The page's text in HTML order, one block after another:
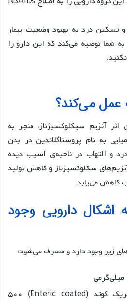
تسکین درد به بهبود وضعیت بیمار
شما توصیه می‌کند که این دارو را
عمل می‌کند؟
آنزیم سیکلوکسیژناز، منجر به
به نام پروستاگلاندين در بدن
و التهاب در ناحیه‌ی آسیب دیده
سکلوکسیژناز و کاهش تولید
کاهش می‌یابد.
اشکال دارویی وجود
زیر وجود دارد و مصرف می‌شود؛
قرص ناپروکسن انتریک کوتد (Enteric coated) ۵۰۰